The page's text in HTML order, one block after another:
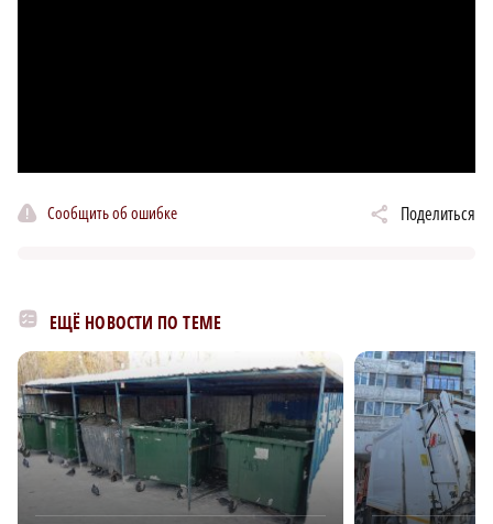
Сообщить об ошибке Поделиться
ЕЩЁ НОВОСТИ ПО ТЕМЕ